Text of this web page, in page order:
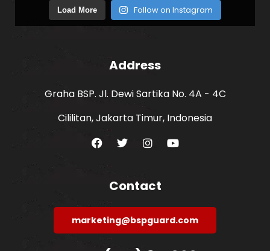
Load More Follow on Instagram
Address
Graha BSP. Jl. Dewi Sartika No. 4A - 4C
Cililitan, Jakarta Timur, Indonesia
Contact
marketing@bspguard.com